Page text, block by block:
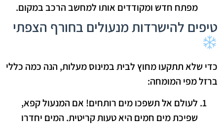
מפתח חדש ומקודדים אותו למחשב הרכב במקום.
טיפים להישרדות מנעולים בחורף הצפתי
כדי שלא תתקעו מחוץ לבית במינוס מעלות, הנה כמה כללי
ברזל מפי המומחה:
לעולם אל תשפכו מים רותחים! אם המנעול קפא,
שפיכת מים חמים היא טעות קריטית. המים יחדרו